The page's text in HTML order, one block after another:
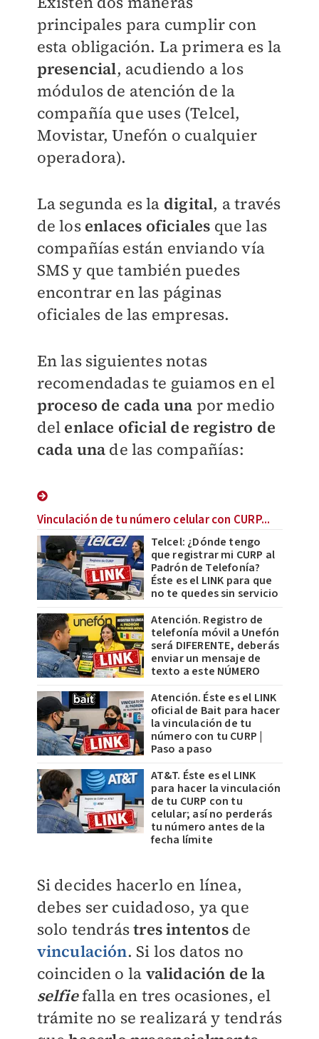
principales para cumplir con
esta obligación. La primera es la
presencial, acudiendo a los
módulos de atención de la
compañía que uses (Telcel,
Movistar, Unefón o cualquier
operadora).
La segunda es la digital, a través
de losenlaces oficiales que las
compañías están enviando vía
SMS y que también puedes
encontrar en las páginas
oficiales de las empresas.
En las siguientes notas
recomendadas te guiamos en el
proceso de cada una por medio
del enlace oficial de registro de
cada una de las compañías:
Vinculación de tu número celular con CURP...
Telcel: ¿Dónde tengo
que registrar mi CURP al
Padrón de Telefonía?
Éste es el LINK para que
no te quedes sin servicio
Atención. Registro de
telefonía móvil a Unefón
será DIFERENTE, deberás
enviar un mensaje de
texto a este NÚMERO
Atención. Éste es el LINK
oficial de Bait para hacer
la vinculación de tu
número con tu CURP |
Paso a paso
AT&T. Éste es el LINK
para hacer la vinculación
de tu CURP con tu
celular; así no perderás
tu número antes de la
fecha límite
Si decides hacerlo en línea,
debes ser cuidadoso, ya que
solo tendrástres intentosde
vinculación. Si los datos no
coinciden o la validación de la
selfiefalla en tres ocasiones, el
trámite no se realizará y tendrás